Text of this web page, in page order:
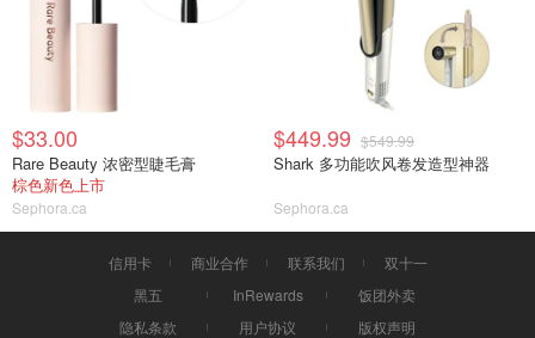
$33.00
Rare Beauty 浓密型睫毛膏
棕色新色上市
Sephora.ca
$449.99 $549.99
Shark 多功能吹风卷发造型神器
Sephora.ca
信用卡 商业合作 联系我们
双十一
黑五
InRewards
饭团外卖
隐私条款
用户协议 版权声明